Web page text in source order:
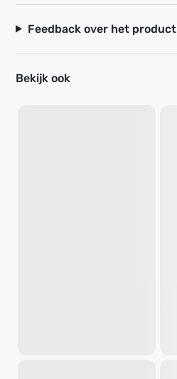
Feedback over het product
Bekijk ook